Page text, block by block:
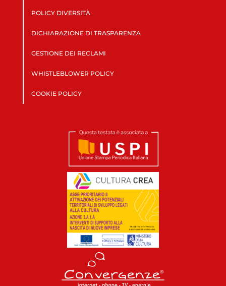
POLICY DIVERSITÀ
DICHIARAZIONE DI TRASPARENZA
GESTIONE DEI RECLAMI
WHISTLEBLOWER POLICY
COOKIE POLICY